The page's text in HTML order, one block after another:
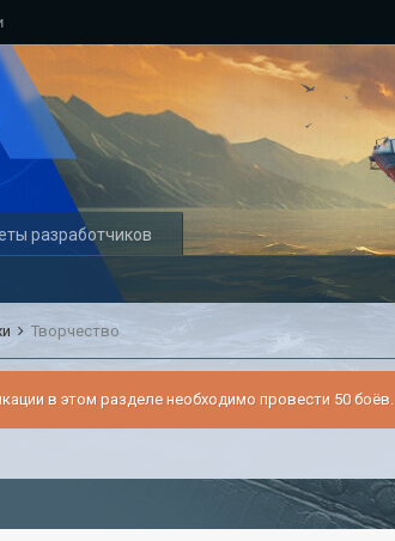
разработчиков
Творчество
в этом разделе необходимо провести 50 боёв.